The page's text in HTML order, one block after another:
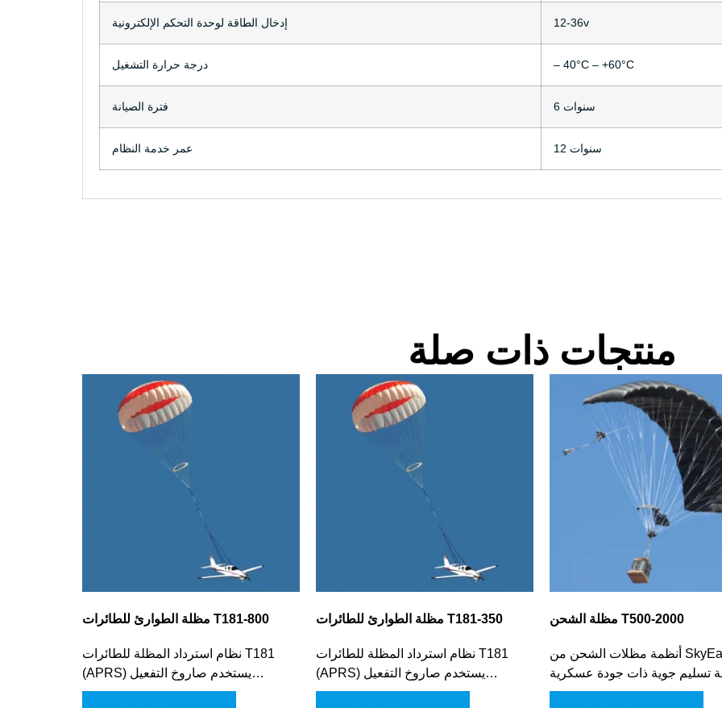
إدخال الطاقة لوحدة التحكم الإلكترونية 12-36v
درجة حرارة التشغيل – 40°C – +60°C
فترة الصيانة 6 سنوات
عمر خدمة النظام 12 سنوات
منتجات ذات صلة
مظلة الطوارئ للطائرات T181-800
نظام استرداد المظلة للطائرات T181
(APRS) يستخدم صاروخ التفعيل
الميكانيكي لتوفير الأمان الأساسي
مظلة الطوارئ للطائرات T181-350
نظام استرداد المظلة للطائرات T181
(APRS) يستخدم صاروخ التفعيل
الميكانيكي لتوفير الأمان الأساسي
مظلة الشحن T500-2000
أنظمة مظلات الشحن من SkyEagle هي
تسليم جوية ذات جودة عسكرية
أساسًا في نقل الشحنات الضخمة.